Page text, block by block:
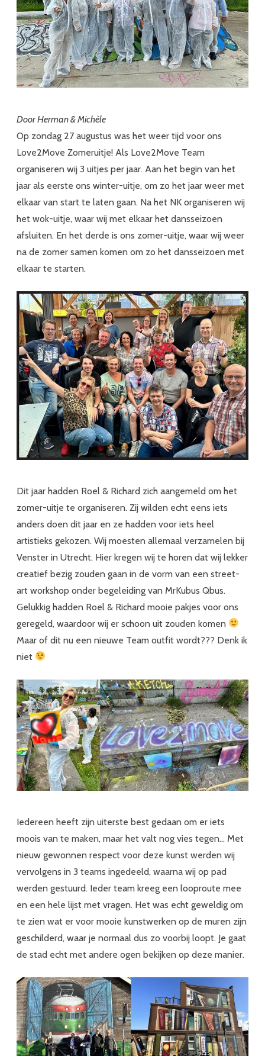
Door Herman & Michèle
Op zondag 27 augustus was het weer tijd voor ons
Love2Move Zomeruitje! Als Love2Move Team
organiseren wij 3 uitjes per jaar. Aan het begin van het
jaar als eerste ons winter-uitje, om zo het jaar weer met
elkaar van start te laten gaan. Na het NK organiseren wij
het wok-uitje, waar wij met elkaar het dansseizoen
afsluiten. En het derde is ons zomer-uitje, waar wij weer
na de zomer samen komen om zo het dansseizoen met
elkaar te starten.
Dit jaar hadden Roel & Richard zich aangemeld om het
zomer-uitje te organiseren. Zij wilden echt eens iets
anders doen dit jaar en ze hadden voor iets heel
artistieks gekozen. Wij moesten allemaal verzamelen bij
Venster in Utrecht. Hier kregen wij te horen dat wij lekker
creatief bezig zouden gaan in de vorm van een street-
art workshop onder begeleiding van MrKubus Qbus.
Gelukkig hadden Roel & Richard mooie pakjes voor ons
geregeld, waardoor wij er schoon uit zouden komen
Maar of dit nu een nieuwe Team outfit wordt??? Denk ik
niet
Iedereen heeft zijn uiterste best gedaan om er iets
moois van te maken, maar het valt nog vies tegen… Met
nieuw gewonnen respect voor deze kunst werden wij
vervolgens in 3 teams ingedeeld, waarna wij op pad
werden gestuurd. Ieder team kreeg een looproute mee
en een hele lijst met vragen. Het was echt geweldig om
te zien wat er voor mooie kunstwerken op de muren zijn
geschilderd, waar je normaal dus zo voorbij loopt. Je gaat
de stad echt met andere ogen bekijken op deze manier.